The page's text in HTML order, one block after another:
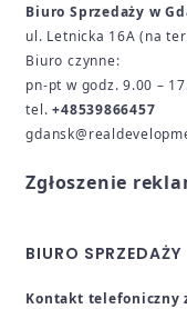
Biuro Sprzedaży w
ul. Letnicka 16A (na
Biuro czynne:
pn-pt w godz. 9.00 –
tel.+48539866457
Zgłoszenie
BIURO SPRZEDAŻY
Kontakt telefoniczny